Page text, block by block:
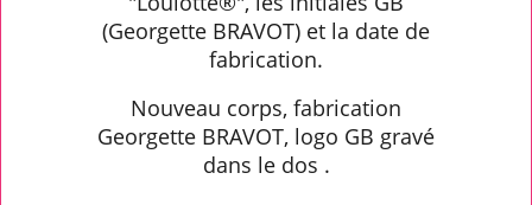
(Georgette BRAVOT) et la date de
fabrication.
Nouveau corps, fabrication
Georgette BRAVOT, logo GB gravé
dans le dos .